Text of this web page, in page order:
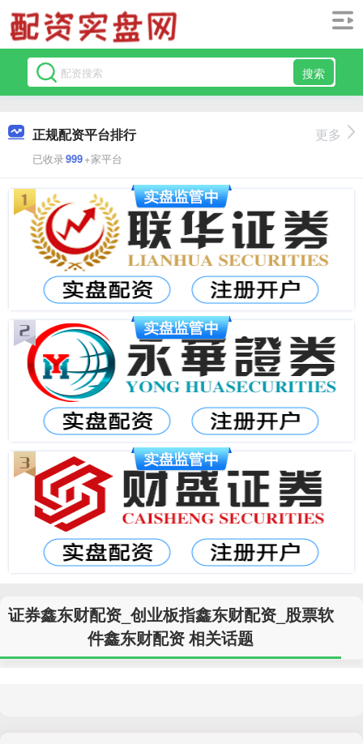
搜索
正规配资平台排行
已收录999+家平台
更多
证券鑫东财配资_创业板指鑫东财配资_股票软
件鑫东财配资 相关话题